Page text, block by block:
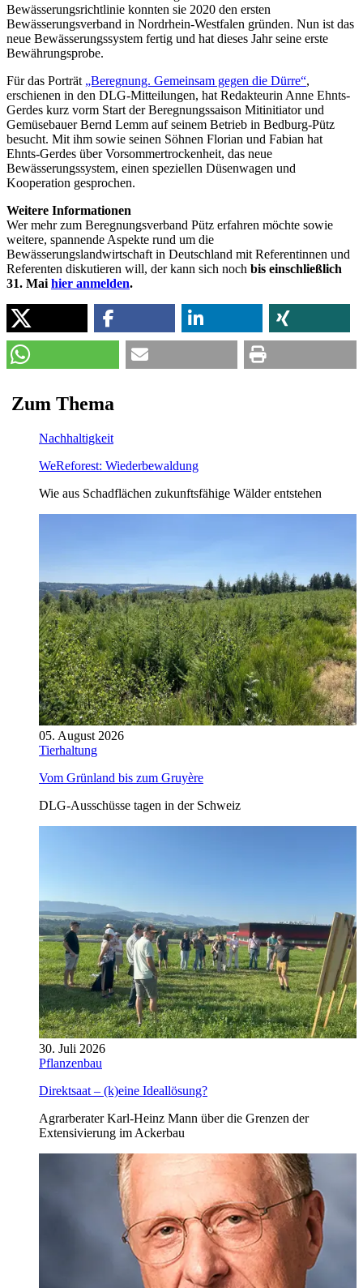
Bewässerungsrichtlinie konnten sie 2020 den ersten
Bewässerungsverband in Nordrhein-Westfalen gründen. Nun ist das
neue Bewässerungssystem fertig und hat dieses Jahr seine erste
Bewährungsprobe.
Für das Porträt „Beregnung. Gemeinsam gegen die Dürre“,
erschienen in den DLG-Mitteilungen, hat Redakteurin Anne Ehnts-
Gerdes kurz vorm Start der Beregnungssaison Mitinitiator und
Gemüsebauer Bernd Lemm auf seinem Betrieb in Bedburg-Pütz
besucht. Mit ihm sowie seinen Söhnen Florian und Fabian hat
Ehnts-Gerdes über Vorsommertrockenheit, das neue
Bewässerungssystem, einen speziellen Düsenwagen und
Kooperation gesprochen.
Weitere Informationen
Wer mehr zum Beregnungsverband Pütz erfahren möchte sowie
weitere, spannende Aspekte rund um die
Bewässerungslandwirtschaft in Deutschland mit Referentinnen und
Referenten diskutieren will, der kann sich noch bis einschließlich
31. Mai hier anmelden.
Zum Thema
Nachhaltigkeit
WeReforest: Wiederbewaldung
Wie aus Schadflächen zukunftsfähige Wälder entstehen
05. August 2026
Tierhaltung
Vom Grünland bis zum Gruyère
DLG-Ausschüsse tagen in der Schweiz
30. Juli 2026
Pflanzenbau
Direktsaat – (k)eine Ideallösung?
Agrarberater Karl-Heinz Mann über die Grenzen der
Extensivierung im Ackerbau